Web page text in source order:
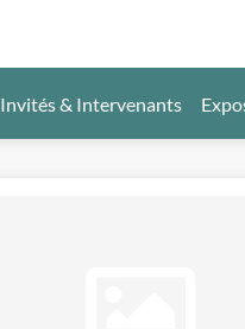
Invités & Intervenants